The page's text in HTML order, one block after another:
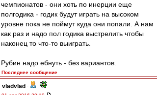
чемпионатов - они хоть по инерции еще
полгодика - годик будут играть на высоком
уровне пока не поймут куда они попали. А нам
как раз и надо пол годика выстрелить чтобы
наконец то что-то выиграть.
Рубин надо ебнуть - без вариантов.
Последнее сообщение
vladvlad -